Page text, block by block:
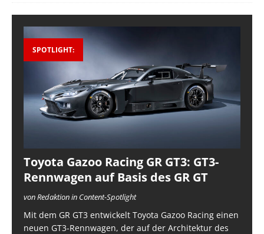
SPOTLIGHT:
Toyota Gazoo Racing GR GT3: GT3-
Rennwagen auf Basis des GR GT
von Redaktion in Content-Spotlight
Mit dem GR GT3 entwickelt Toyota Gazoo Racing einen
neuen GT3-Rennwagen, der auf der Architektur des